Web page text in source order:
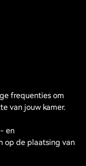
frequenties om
van jouw kamer.
en
op de plaatsing van